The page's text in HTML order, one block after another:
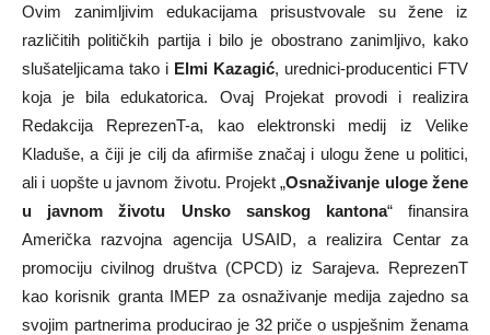
Ovim zanimljivim edukacijama prisustvovale su žene iz
različitih političkih partija i bilo je obostrano zanimljivo, kako
slušateljicama tako i Elmi Kazagić, urednici-producentici FTV
koja je bila edukatorica. Ovaj Projekat provodi i realizira
Redakcija ReprezenT-a, kao elektronski medij iz Velike
Kladuše, a čiji je cilj da afirmiše značaj i ulogu žene u politici,
ali i uopšte u javnom životu. Projekt „Osnaživanje uloge žene
u javnom životu Unsko sanskog kantona“ finansira
Američka razvojna agencija USAID, a realizira Centar za
promociju civilnog društva (CPCD) iz Sarajeva. ReprezenT
kao korisnik granta IMEP za osnaživanje medija zajedno sa
svojim partnerima producirao je 32 priče o uspješnim ženama